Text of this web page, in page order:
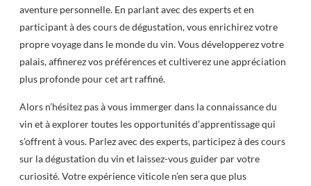
aventure personnelle. En parlant avec des experts et en
participant à des cours de dégustation, vous enrichirez votre
propre voyage dans le monde du vin. Vous développerez votre
palais, affinerez vos préférences et cultiverez une appréciation
plus profonde pour cet art raffiné.
Alors n’hésitez pas à vous immerger dans la connaissance du
vin et à explorer toutes les opportunités d’apprentissage qui
s’offrent à vous. Parlez avec des experts, participez à des cours
sur la dégustation du vin et laissez-vous guider par votre
curiosité. Votre expérience viticole n’en sera que plus